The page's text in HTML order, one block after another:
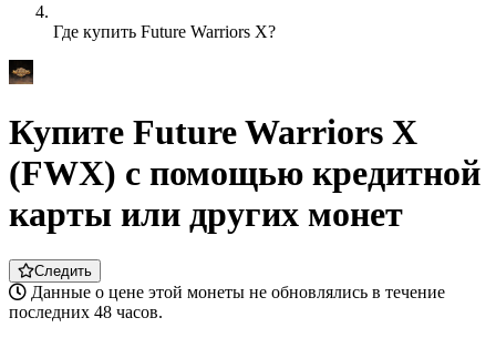
Где купить Future Warriors X?
Купите Future Warriors X
(FWX) с помощью кредитной
карты или других монет
Следить
Данные о цене этой монеты не обновлялись в течение
последних 48 часов.